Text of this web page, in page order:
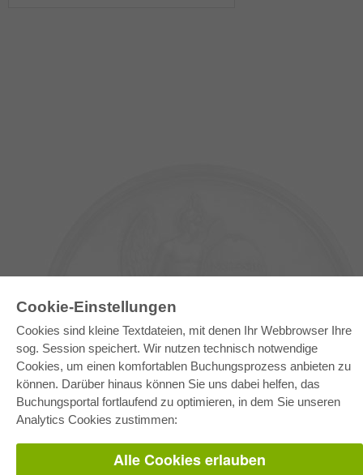
Cookie-Einstellungen
Cookies sind kleine Textdateien, mit denen Ihr Webbrowser Ihre
sog. Session speichert. Wir nutzen technisch notwendige
Cookies, um einen komfortablen Buchungsprozess anbieten zu
können. Darüber hinaus können Sie uns dabei helfen, das
Buchungsportal fortlaufend zu optimieren, in dem Sie unseren
Analytics Cookies zustimmen:
Alle Cookies erlauben
E-COLLECTION
Gesamtpaket
Fachbereichspakete
Pick & Choose
Bereitstellung von E-Books
Häufig gestellte Fragen (FAQ)